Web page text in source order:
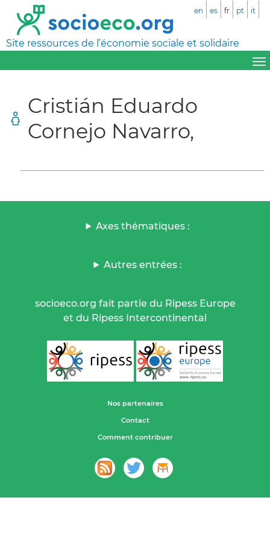
Site ressources de l’économie sociale et solidaire
en es fr pt it
Cristián Eduardo
Cornejo Navarro,
Axes thématiques :
Autres entrées :
socioeco.org fait partie du Ripess Europe
et du Ripess Intercontinental
Nos partenaires
Contact
Comment contribuer